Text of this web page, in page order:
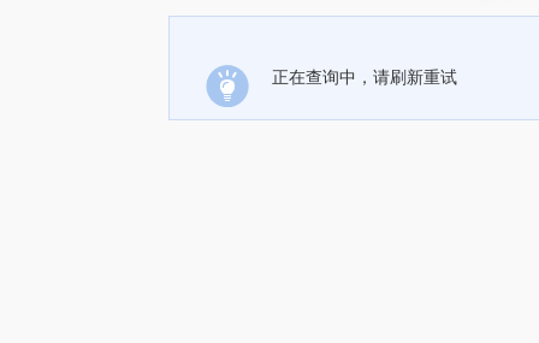
正在查询中，请刷新重试